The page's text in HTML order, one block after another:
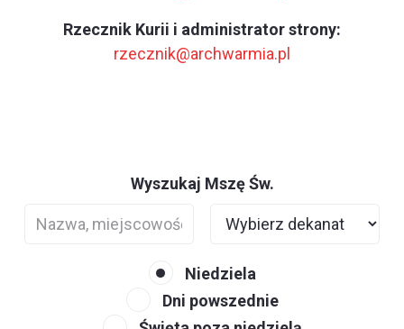
Rzecznik Kurii i administrator strony:
rzecznik@archwarmia.pl
Wyszukaj Mszę Św.
Niedziela
Dni powszednie